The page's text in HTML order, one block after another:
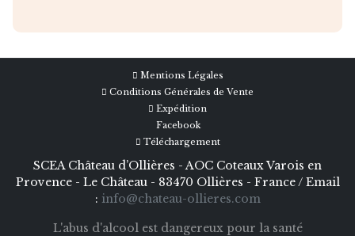
Mentions Légales
Conditions Générales de Vente
Expédition
Facebook
Téléchargement
SCEA Château d’Ollières - AOC Coteaux Varois en
Provence - Le Château - 83470 Ollières - France / Email
: info@chateau-ollieres.com
L'abus d'alcool est dangereux pour la santé